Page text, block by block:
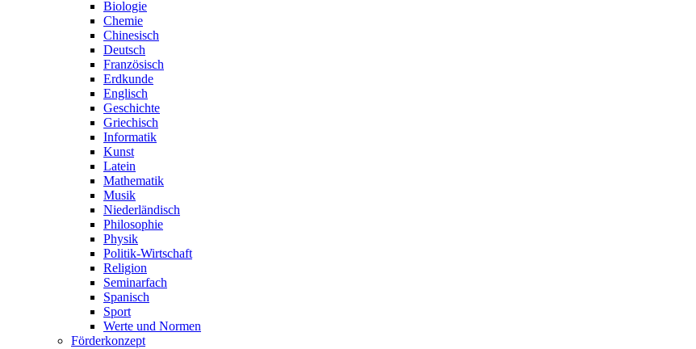
Biologie
Chemie
Chinesisch
Deutsch
Französisch
Erdkunde
Englisch
Geschichte
Griechisch
Informatik
Kunst
Latein
Mathematik
Musik
Niederländisch
Philosophie
Physik
Politik-Wirtschaft
Religion
Seminarfach
Spanisch
Sport
Werte und Normen
Förderkonzept